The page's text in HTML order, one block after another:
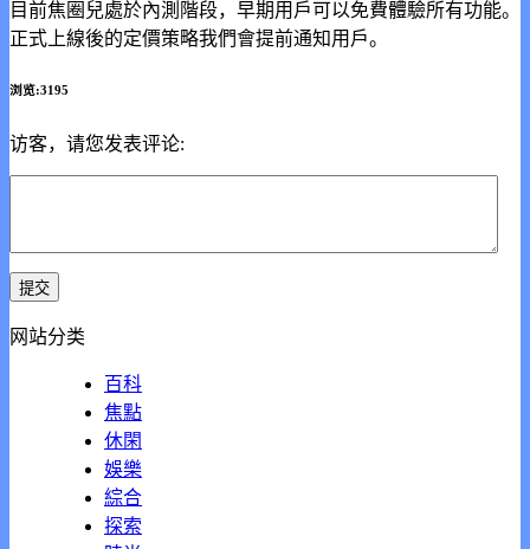
目前焦圈兒處於內測階段，早期用戶可以免費體驗所有功能。
正式上線後的定價策略我們會提前通知用戶。
浏览:3195
访客，请您发表评论:
网站分类
百科
焦點
休閑
娛樂
綜合
探索